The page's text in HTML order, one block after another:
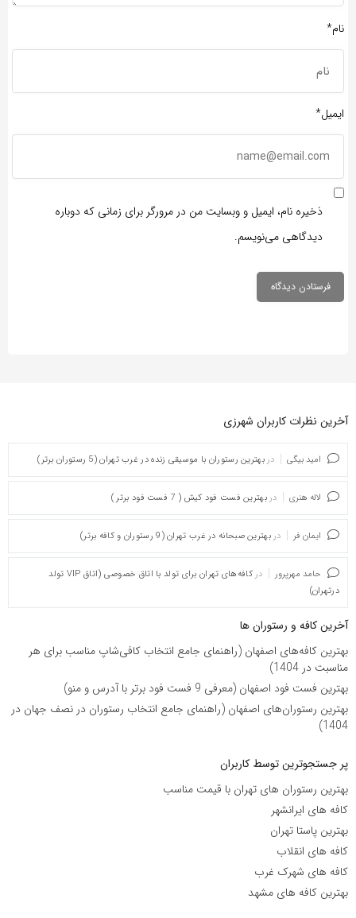
نام*
ایمیل*
ذخیره نام، ایمیل و وبسایت من در مرورگر برای زمانی که دوباره
دیدگاهی می‌نویسم.
آخرین نظرات کاربران شهرزی
امید بیگی در بهترین رستوران با موسیقی زنده در غرب تهران (5 رستوران برتر)
لاله هنری در بهترین فست فود کیش ( 7 فست فود برتر )
ایمان فر در بهترین صبحانه در غرب تهران (9 رستوران و کافه برتر)
حامد مهرپرور در
کافه‌های تهران برای تولد با اتاق خصوصی (اتاق VIP تولد
درتهران)
آخرین کافه و رستوران ها
بهترین کافه‌های اصفهان (راهنمای جامع انتخاب کافی‌شاپ مناسب برای هر
مناسبت در 1404)
بهترین فست فود اصفهان (معرفی 9 فست فود برتر با آدرس و منو)
بهترین رستوران‌های اصفهان (راهنمای جامع انتخاب رستوران در نصف جهان در
1404)
پر جستجوترین توسط کاربران
بهترین رستوران های تهران با قیمت مناسب
کافه های ایرانشهر
بهترین پاستا تهران
کافه های انقلاب
کافه های شهرک غرب
بهترین کافه های مشهد